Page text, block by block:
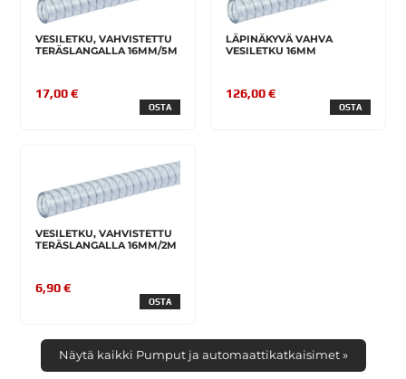
VESILETKU, VAHVISTETTU
TERÄSLANGALLA 16MM/5M
17,00 €
OSTA
LÄPINÄKYVÄ VAHVA
VESILETKU 16MM
126,00 €
OSTA
VESILETKU, VAHVISTETTU
TERÄSLANGALLA 16MM/2M
6,90 €
OSTA
Näytä kaikki Pumput ja automaattikatkaisimet »